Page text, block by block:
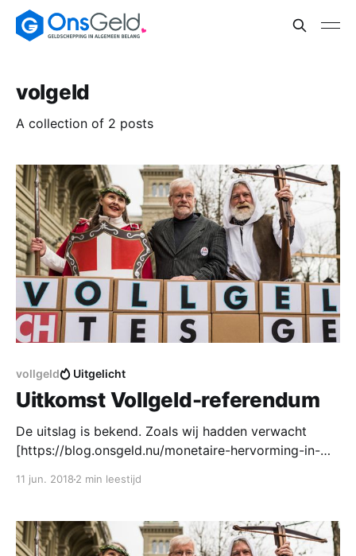
volgeld
A collection of 2 posts
vollgeld Uitgelicht
Uitkomst Vollgeld-referendum
De uitslag is bekend. Zoals wij hadden verwacht
[https://blog.onsgeld.nu/monetaire-hervorming-in-
was het Zwitserse Vollgeld-referendum een groot
Zelfs nu.nl
[https://www.nu.nl/economie/5306339/zwitsers-
11 jun. 2018 2 min leestijd